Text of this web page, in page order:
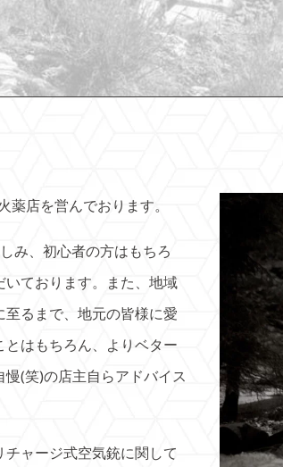
店を営んでおります。
み、初心者の方はもちろ
ております。また、地域
るまで、地元の皆様に愛
はもちろん、よりベター
(笑)の店主自らアドバイス
ャージ式空気銃に関して